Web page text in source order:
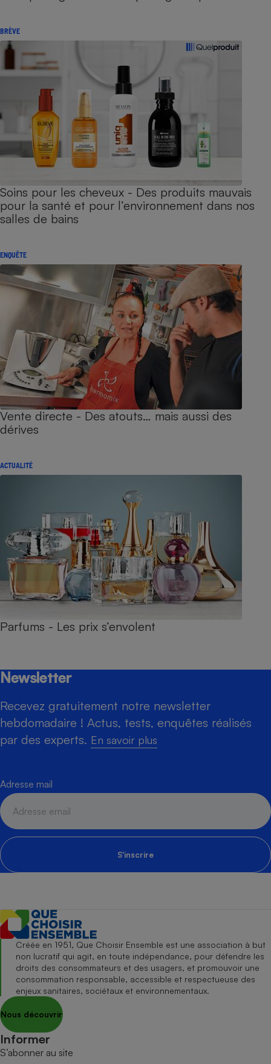
BRÈVE
Soins pour les cheveux - Des produits mauvais
pour la santé et pour l’environnement dans nos
salles de bains
ENQUÊTE
Vente directe - Des atouts… mais aussi des
dérives
ACTUALITÉ
Parfums - Les prix s’envolent
Newsletter
Recevez gratuitement notre newsletter
hebdomadaire ! Actus, tests, enquêtes réalisés
par des experts. En savoir plus
Adresse mail
S'inscrire
Créée en 1951, Que Choisir Ensemble est une association à but
non lucratif qui agit, en toute indépendance, pour défendre les
droits des consommateurs et des usagers, et promouvoir une
consommation responsable, accessible et respectueuse des
enjeux sanitaires, sociétaux et environnementaux.
Nous découvrir
Informer
S’abonner au site